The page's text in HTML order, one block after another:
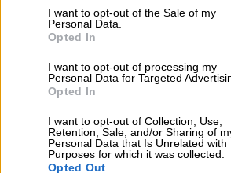
consent section.
I want to opt-out of the Sale of my
Personal Data.
Opted In
I want to opt-out of processing my
Personal Data for Targeted
Opted In
I want to opt-out of Collection, Use,
Retention, Sale, and/or Sharing of
Personal Data that Is Unrelated with
Purposes for which it was collected.
Opted Out
Στη συνέχεια, βλέπουμε τους
τέσσερις Χέμσγουορθ, τον
τρεις γιους να πίνουν ποτό